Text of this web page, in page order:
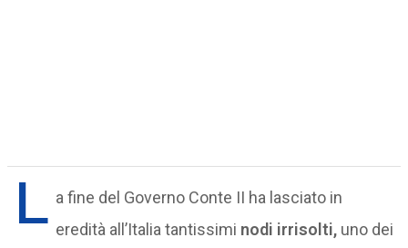
L a fine del Governo Conte II ha lasciato in
eredità all’Italia tantissimi nodi irrisolti,uno dei